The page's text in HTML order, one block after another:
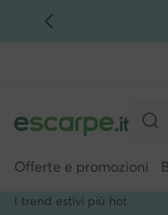
VAI AL
Offerte e promozioni
I trend estivi più hot